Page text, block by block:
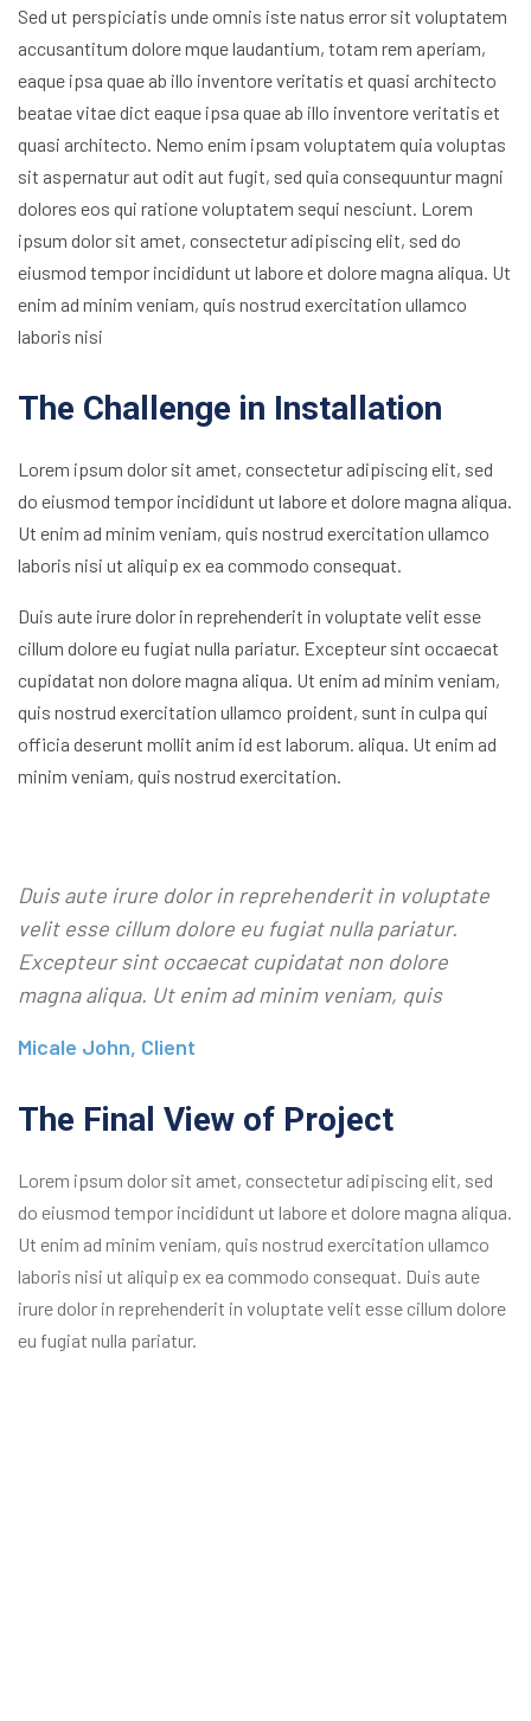
Sed ut perspiciatis unde omnis iste natus error sit voluptatem
accusantitum dolore mque laudantium, totam rem aperiam,
eaque ipsa quae ab illo inventore veritatis et quasi architecto
beatae vitae dict eaque ipsa quae ab illo inventore veritatis et
quasi architecto. Nemo enim ipsam voluptatem quia voluptas
sit aspernatur aut odit aut fugit, sed quia consequuntur magni
dolores eos qui ratione voluptatem sequi nesciunt. Lorem
ipsum dolor sit amet, consectetur adipiscing elit, sed do
eiusmod tempor incididunt ut labore et dolore magna aliqua. Ut
enim ad minim veniam, quis nostrud exercitation ullamco
laboris nisi
The Challenge in Installation
Lorem ipsum dolor sit amet, consectetur adipiscing elit, sed
do eiusmod tempor incididunt ut labore et dolore magna aliqua.
Ut enim ad minim veniam, quis nostrud exercitation ullamco
laboris nisi ut aliquip ex ea commodo consequat.
Duis aute irure dolor in reprehenderit in voluptate velit esse
cillum dolore eu fugiat nulla pariatur. Excepteur sint occaecat
cupidatat non dolore magna aliqua. Ut enim ad minim veniam,
quis nostrud exercitation ullamco proident, sunt in culpa qui
officia deserunt mollit anim id est laborum. aliqua. Ut enim ad
minim veniam, quis nostrud exercitation.
Duis aute irure dolor in reprehenderit in voluptate
velit esse cillum dolore eu fugiat nulla pariatur.
Excepteur sint occaecat cupidatat non dolore
magna aliqua. Ut enim ad minim veniam, quis
Micale John, Client
The Final View of Project
Lorem ipsum dolor sit amet, consectetur adipiscing elit, sed
do eiusmod tempor incididunt ut labore et dolore magna aliqua.
Ut enim ad minim veniam, quis nostrud exercitation ullamco
laboris nisi ut aliquip ex ea commodo consequat. Duis aute
irure dolor in reprehenderit in voluptate velit esse cillum dolore
eu fugiat nulla pariatur.